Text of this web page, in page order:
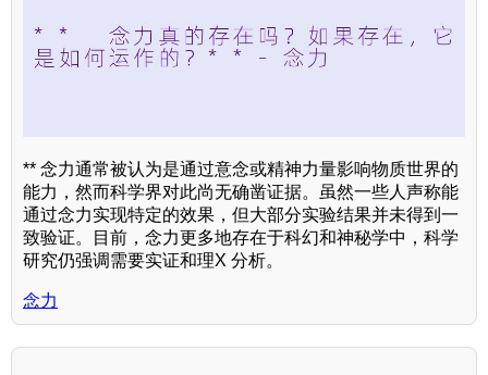
** 念力通常被认为是通过意念或精神力量影响物质世界的
能力，然而科学界对此尚无确凿证据。虽然一些人声称能
通过念力实现特定的效果，但大部分实验结果并未得到一
致验证。目前，念力更多地存在于科幻和神秘学中，科学
研究仍强调需要实证和理X 分析。
念力